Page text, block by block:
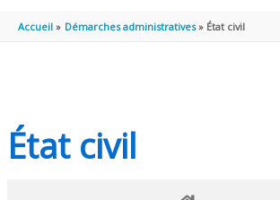
PRINCIPAL
Accueil Démarches administratives État civil
État civil